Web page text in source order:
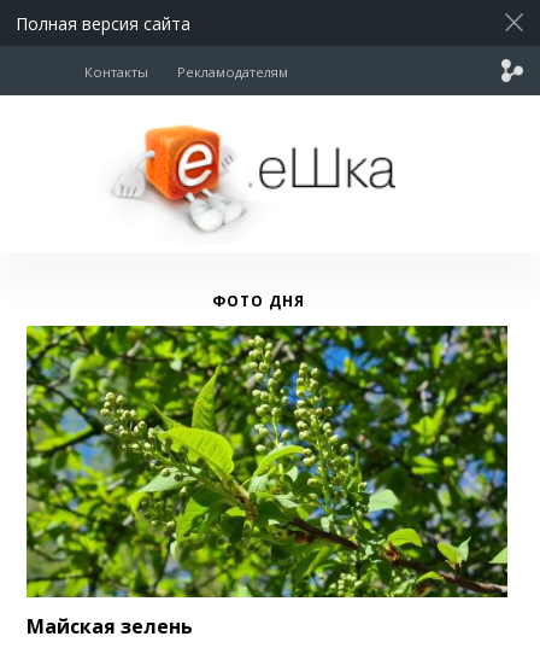
Полная версия сайта
Контакты Рекламодателям
ФОТО ДНЯ
Майская зелень